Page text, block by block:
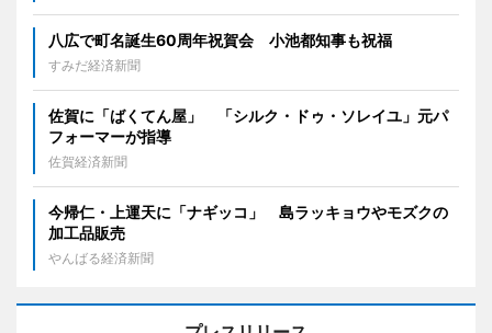
八広で町名誕生60周年祝賀会 小池都知事も祝福
すみだ経済新聞
佐賀に「ばくてん屋」 「シルク・ドゥ・ソレイユ」元パ
フォーマーが指導
佐賀経済新聞
今帰仁・上運天に「ナギッコ」 島ラッキョウやモズクの
加工品販売
やんばる経済新聞